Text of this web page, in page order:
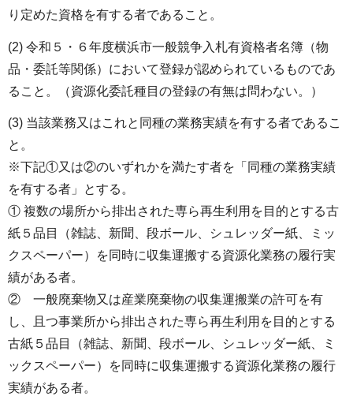
り定めた資格を有する者であること。
(2) 令和５・６年度横浜市一般競争入札有資格者名簿（物
品・委託等関係）において登録が認められているものであ
ること。（資源化委託種目の登録の有無は問わない。）
(3) 当該業務又はこれと同種の業務実績を有する者であるこ
と。
※下記①又は②のいずれかを満たす者を「同種の業務実績
を有する者」とする。
① 複数の場所から排出された専ら再生利用を目的とする古
紙５品目（雑誌、新聞、段ボール、シュレッダー紙、ミッ
クスペーパー）を同時に収集運搬する資源化業務の履行実
績がある者。
② 一般廃棄物又は産業廃棄物の収集運搬業の許可を有
し、且つ事業所から排出された専ら再生利用を目的とする
古紙５品目（雑誌、新聞、段ボール、シュレッダー紙、ミ
ックスペーパー）を同時に収集運搬する資源化業務の履行
実績がある者。